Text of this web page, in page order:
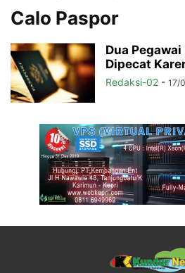
Calo Paspor
Dua
Dipecat
Redaksi-02 - 17/